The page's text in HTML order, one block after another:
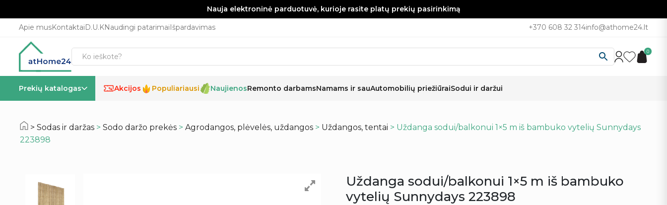
Nauja elektroninė parduotuvė, kurioje rasite platų prekių pasirinkimą
Apie musKontaktaiD.U.KNaudingi patarimaiIšpardavimas +370 608 32 314info@athome24.lt
0
Prekių katalogas % Akcijos Populiariausi NaujienosRemonto darbamsNamams ir sauAutomobilių priežiūraiSodui ir daržui
Sodas ir daržas >Sodo daržo prekės >Agrodangos, plėvelės, uždangos > Uždangos, tentai > Uždanga sodui/balkonui 1×5 m iš bambuko vytelių Sunnydays
223898
Uždanga sodui/balkonui 1×5 m iš bambuko
vytelių Sunnydays 223898